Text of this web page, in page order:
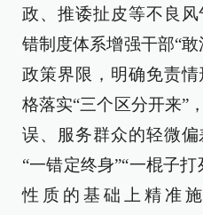
政、推诿扯皮等不良
错制度体系增强干部“
政策界限，明确免责
格落实“三个区分开来”
误、服务群众的轻微
“一错定终身”“一棍子
性质的基础上精准